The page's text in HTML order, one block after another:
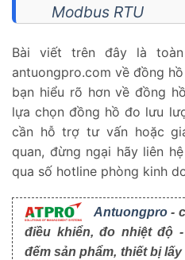
Modbus RTU
Bài viết trên đây là
antuongpro.com về đồng
bạn hiểu rõ hơn về đồng
lựa chọn đồng hồ đo lưu
cần hỗ trợ tư vấn hoặc
quan, đừng ngại hãy liên
qua số hotline phòng kinh
Antuongpro -
điều khiển, đo nhiệt độ
đếm sản phẩm, thiết bị